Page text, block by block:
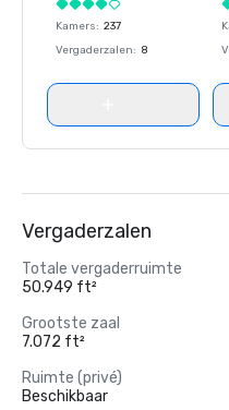
Kamers: 237
Vergaderzalen: 8
Vergaderzalen
Totale vergaderruimte
50.949 ft²
Grootste zaal
7.072 ft²
Ruimte (privé)
Beschikbaar